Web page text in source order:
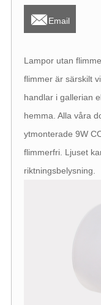
Email
Lampor utan
flimmer är särskilt
handlar i gallerian
hemma. Alla våra
ytmonterade 9W
flimmerfri. Ljuset
riktningsbelysning.